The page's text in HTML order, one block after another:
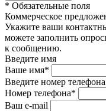
* Обязательные поля
Коммерческое
Укажите ваши
можете заполнить
к сообщению.
Введите имя
Ваше имя*
Введите номер телефона
Номер телефона*
Ваш e-mail